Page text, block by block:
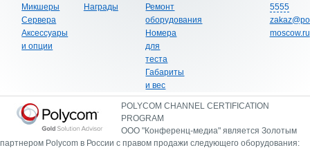
Микшеры
Сервера
Аксессуары
и опции
Награды
Ремонт
оборудования
Номера
для
теста
Габариты
и вес
5555
moscow.ru
POLYCOM CHANNEL CERTIFICATION
PROGRAM
ООО "Конференц-медиа" является Золотым
партнером Polycom в России с правом продажи следующего оборудования: